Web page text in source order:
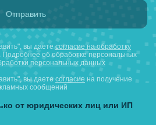
вы даетесогласие на обработку
Подробнее об обработке персональных
персональных данных
вы даетесогласие на получение
сообщений
от юридических лиц или ИП